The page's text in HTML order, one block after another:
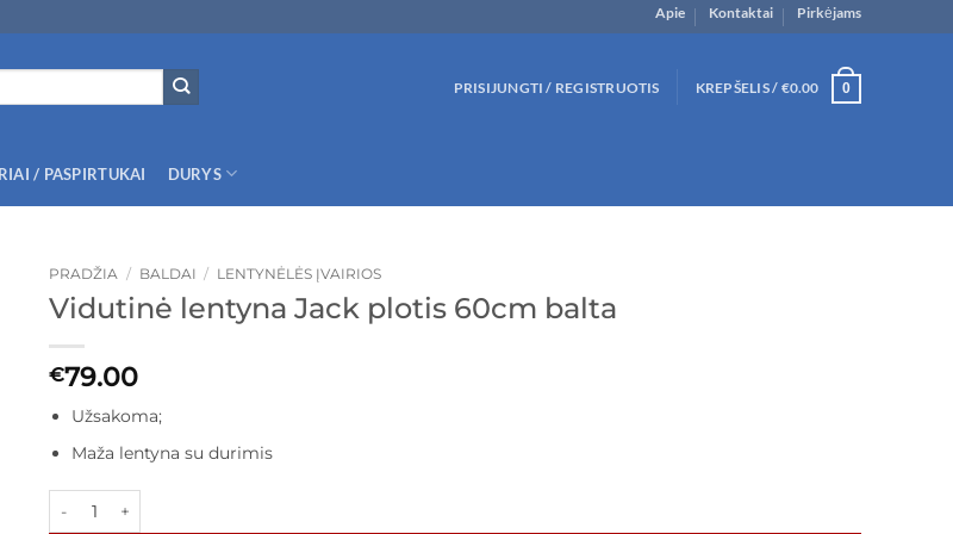
Apie Kontaktai Pirkėjams
PRISIJUNGTI / REGISTRUOTIS KREPŠELIS / €0.00 0
/ PASPIRTUKAI DURYS
PRADŽIA / BALDAI / LENTYNĖLĖS ĮVAIRIOS
Vidutinė lentyna Jack plotis 60cm balta
€79.00
Užsakoma;
Maža lentyna su durimis